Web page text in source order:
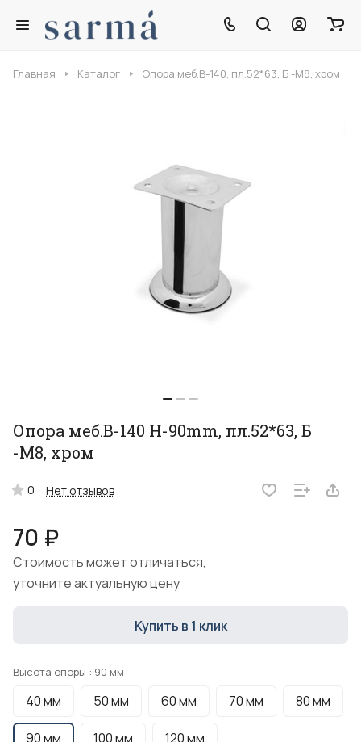
Главная Каталог Опора меб.В-140, пл.52*63, Б -М8, хром
Опора меб.В-140 H-90mm, пл.52*63, Б
-М8, хром
0 Нет отзывов
70 ₽
Стоимость может отличаться,
уточните актуальную цену
Купить в 1 клик
Высота опоры : 90 мм
40 мм 50 мм 60 мм 70 мм 80 мм
90 мм 100 мм 120 мм